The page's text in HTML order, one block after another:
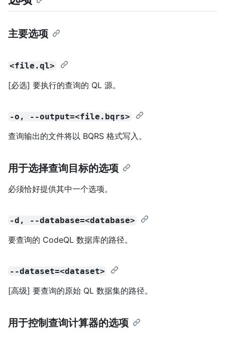
主要选项
<file.ql>
[必选] 要执行的查询的 QL 源。
-o, --output=<file.bqrs>
查询输出的文件将以 BQRS 格式写入。
用于选择查询目标的选项
必须恰好提供其中一个选项。
-d, --database=<database>
要查询的 CodeQL 数据库的路径。
--dataset=<dataset>
[高级] 要查询的原始 QL 数据集的路径。
用于控制查询计算器的选项